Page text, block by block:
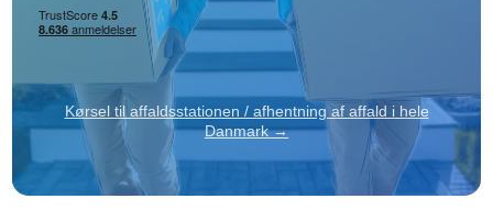
Kørsel til affaldsstationen / afhentning af affald i hele
Danmark →